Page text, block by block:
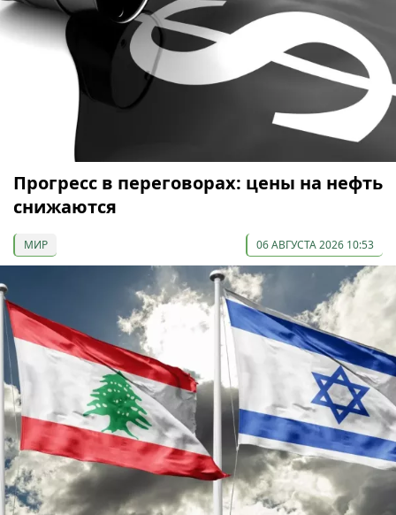
Прогресс в переговорах: цены на нефть
снижаются
МИР 06 АВГУСТА 2026 10:53